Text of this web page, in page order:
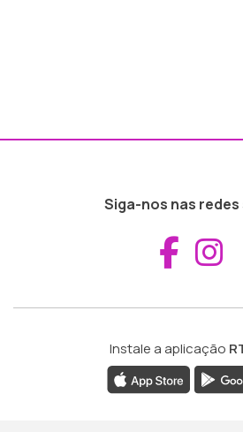
Siga-nos nas
Instale a aplicação